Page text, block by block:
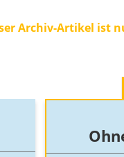
Archiv-Artikel ist